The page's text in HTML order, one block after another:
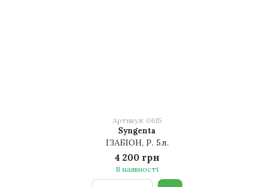
Артикул: 0615
Syngenta
ІЗАБІОН, Р. 5л.
4 200 грн
В наявності